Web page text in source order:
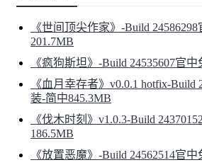
《世间顶尖作家》-Build
201.7MB
《疯狗斯坦》-Build 24535607官
《血月幸存者》v0.0.1 hotfix-Build
装-简中845.3MB
《伐木时刻》v1.0.3-Build
186.5MB
《放置恶魔》-Build 24562514官